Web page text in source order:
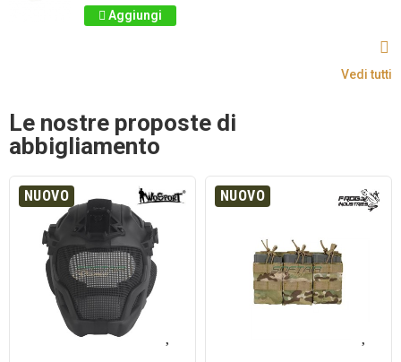
Aggiungi
Vedi tutti
Le nostre proposte di
abbigliamento
NUOVO NUOVO